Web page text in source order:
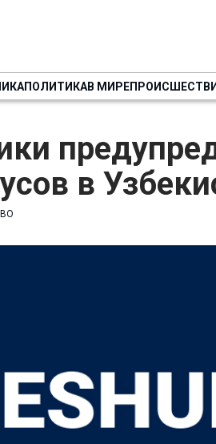
ПОЛИТИКАВ МИРЕ
в